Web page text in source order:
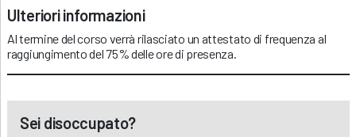
Ulteriori informazioni
Al termine del corso verrà rilasciato un attestato di frequenza al
raggiungimento del 75% delle ore di presenza.
Sei disoccupato?